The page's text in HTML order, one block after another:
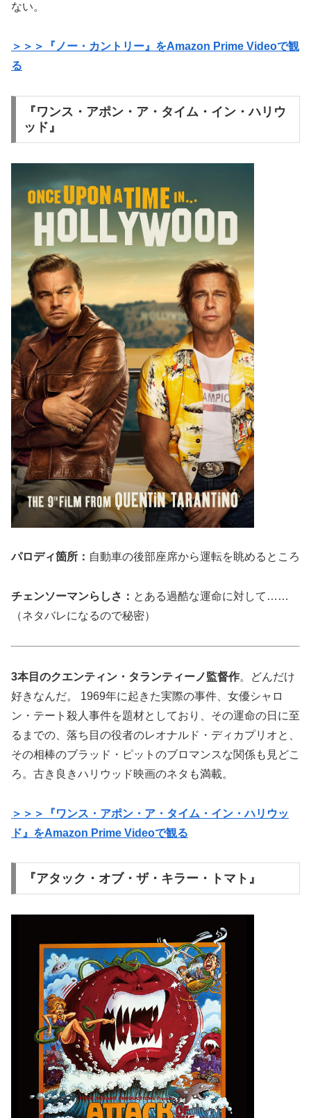
ない。
＞＞＞『ノー・カントリー』をAmazon Prime Videoで観
る
『ワンス・アポン・ア・タイム・イン・ハリウ
ッド』
パロディ箇所： 自動車の後部座席から運転を眺めるところ
チェンソーマンらしさ： とある過酷な運命に対して……
（ネタバレになるので秘密）
3本目のクエンティン・タランティーノ監督作。どんだけ
好きなんだ。 1969年に起きた実際の事件、女優シャロ
ン・テート殺人事件を題材としており、その運命の日に至
るまでの、落ち目の役者のレオナルド・ディカプリオと、
その相棒のブラッド・ピットのブロマンスな関係も見どこ
ろ。古き良きハリウッド映画のネタも満載。
＞＞＞『ワンス・アポン・ア・タイム・イン・ハリウッ
ド』をAmazon Prime Videoで観る
『アタック・オブ・ザ・キラー・トマト』